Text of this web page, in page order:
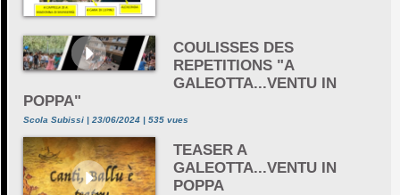
COULISSES DES
REPETITIONS "A
GALEOTTA...VENTU IN
POPPA"
Scola Subissi | 23/06/2024 | 535 vues
TEASER A
GALEOTTA...VENTU IN
POPPA